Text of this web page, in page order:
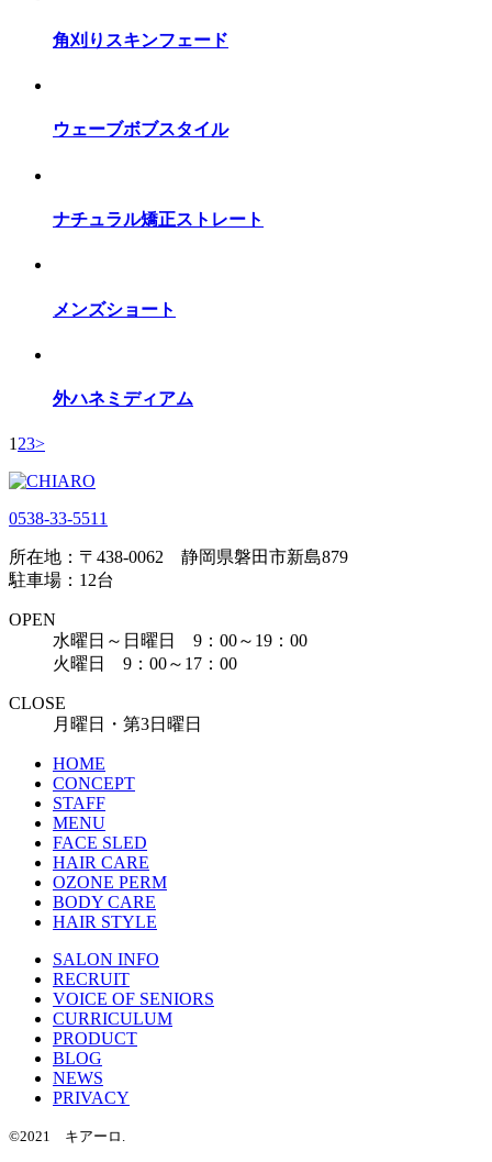
角刈りスキンフェード
ウェーブボブスタイル
ナチュラル矯正ストレート
メンズショート
外ハネミディアム
1 23>
0538-33-5511
所在地：〒438-0062 静岡県磐田市新島879
駐車場：12台
OPEN
水曜日～日曜日 9：00～19：00
火曜日 9：00～17：00
CLOSE
月曜日・第3日曜日
HOME
CONCEPT
STAFF
MENU
FACE SLED
HAIR CARE
OZONE PERM
BODY CARE
HAIR STYLE
SALON INFO
RECRUIT
VOICE OF SENIORS
CURRICULUM
PRODUCT
BLOG
NEWS
PRIVACY
©2021 キアーロ.